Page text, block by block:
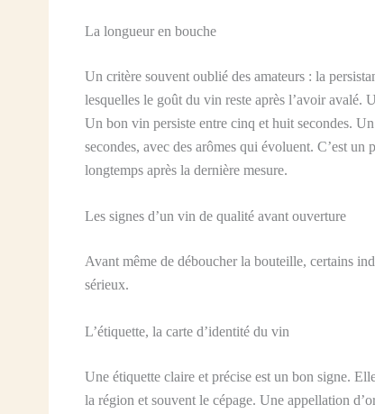
La longueur en bouche
Un critère souvent oublié des amateurs : la
lesquelles le goût du vin reste après l’avoir avalé.
Un bon vin persiste entre cinq et huit secondes.
secondes, avec des arômes qui évoluent. C’est
longtemps après la dernière mesure.
Les signes d’un vin de qualité avant ouverture
Avant même de déboucher la bouteille, certains
sérieux.
L’étiquette, la carte d’identité du vin
Une étiquette claire et précise est un bon signe.
la région et souvent le cépage. Une appellation